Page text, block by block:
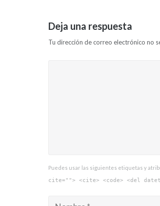
Deja una respuesta
Tu dirección de correo electrónico no
Puedes usar las siguientes etiquetas y
cite=""> <cite> <code> <del